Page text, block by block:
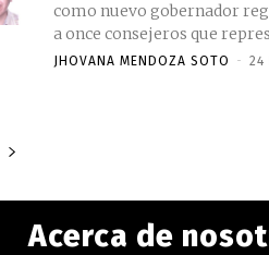
como nuevo gobernador
a once consejeros que
JHOVANA MENDOZA SOTO - 24
Acerca de